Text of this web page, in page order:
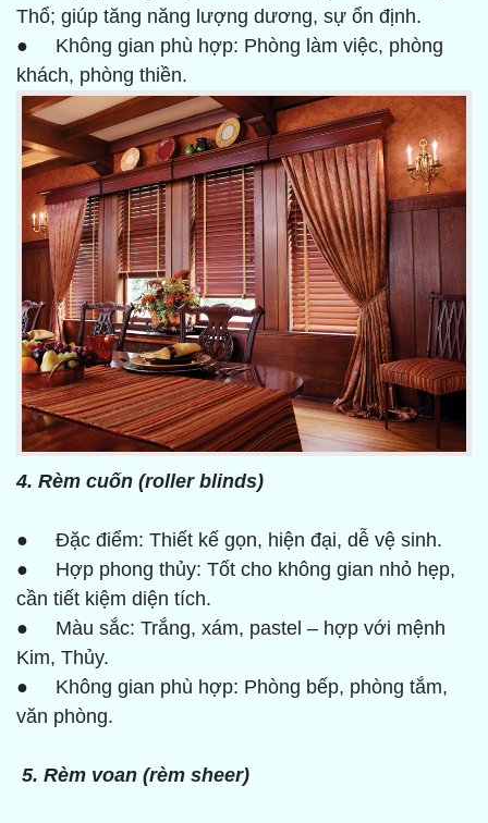
Thổ; giúp tăng năng lượng dương, sự ổn định.
● Không gian phù hợp: Phòng làm việc, phòng
khách, phòng thiền.
4. Rèm cuốn (roller blinds)
● Đặc điểm: Thiết kế gọn, hiện đại, dễ vệ sinh.
● Hợp phong thủy: Tốt cho không gian nhỏ hẹp,
cần tiết kiệm diện tích.
● Màu sắc: Trắng, xám, pastel – hợp với mệnh
Kim, Thủy.
● Không gian phù hợp: Phòng bếp, phòng tắm,
văn phòng.
5. Rèm voan (rèm sheer)